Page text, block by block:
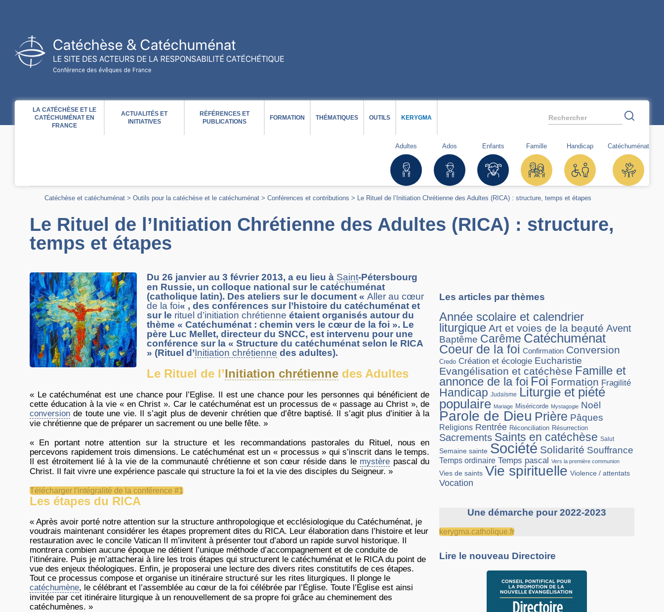
Rechercher
LA CATÉCHÈSE ET LE
CATÉCHUMÉNAT EN
FRANCE
ACTUALITÉS ET
INITIATIVES
RÉFÉRENCES ET
PUBLICATIONS
FORMATION THÉMATIQUES OUTILS KERYGMA
Adultes Ados Enfants Famille Handicap Catéchuménat
Catéchèse et catéchuménat > Outils pour la catéchèse et le catéchuménat > Conférences et contributions > Le Rituel de l’Initiation Chrétienne des Adultes (RICA) : structure, temps et étapes
Le Rituel de l’Initiation Chrétienne des Adultes (RICA) : structure,
temps et étapes
Du 26 janvier au 3 février 2013, a eu lieu à Saint-Pétersbourg
en Russie, un colloque national sur le catéchuménat
(catholique latin). Des ateliers sur le document « Aller au cœur
de la foi« , des conférences sur l’histoire du catéchuménat et
sur le rituel d’initiation chrétienne étaient organisés autour du
thème « Catéchuménat : chemin vers le cœur de la foi ». Le
père Luc Mellet, directeur du SNCC, est intervenu pour une
conférence sur la « Structure du catéchuménat selon le RICA
» (Rituel d’Initiation chrétienne des adultes).
Le Rituel de l’Initiation chrétienne des Adultes
« Le catéchuménat est une chance pour l’Eglise. Il est une chance pour les personnes qui bénéficient de
cette éducation à la vie « en Christ ». Car le catéchuménat est un processus de « passage au Christ », de
conversion de toute une vie. Il s’agit plus de devenir chrétien que d’être baptisé. Il s’agit plus d’initier à la
vie chrétienne que de préparer un sacrement ou une belle fête. »
« En portant notre attention sur la structure et les recommandations pastorales du Rituel, nous en
percevons rapidement trois dimensions. Le catéchuménat est un « processus » qui s’inscrit dans le temps.
Il est étroitement lié à la vie de la communauté chrétienne et son cœur réside dans le mystère pascal du
Christ. Il fait vivre une expérience pascale qui structure la foi et la vie des disciples du Seigneur. »
Télécharger l'intégralité de la conférence #1
Les étapes du RICA
« Après avoir porté notre attention sur la structure anthropologique et ecclésiologique du Catéchuménat, je
voudrais maintenant considérer les étapes proprement dites du RICA. Leur élaboration dans l’histoire et leur
restauration avec le concile Vatican II m’invitent à présenter tout d’abord un rapide survol historique. Il
montrera combien aucune époque ne détient l’unique méthode d’accompagnement et de conduite de
l’itinéraire. Puis je m’attacherai à lire les trois étapes qui structurent le catéchuménat et le RICA du point de
vue des enjeux théologiques. Enfin, je proposerai une lecture des divers rites constitutifs de ces étapes.
Tout ce processus compose et organise un itinéraire structuré sur les rites liturgiques. Il plonge le
catéchumène, le célébrant et l’assemblée au cœur de la foi célébrée par l’Église. Toute l’Église est ainsi
invitée par cet itinéraire liturgique à un renouvellement de sa propre foi grâce au cheminement des
catéchumènes. »
Les articles par thèmes
Année scolaire et calendrier
liturgique Art et voies de la beauté Avent
Baptême Carême Catéchuménat
Coeur de la foi Confirmation Conversion
Credo Création et écologie Eucharistie
Evangélisation et catéchèse Famille et
annonce de la foi Foi Formation Fragilité
Handicap Judaïsme Liturgie et piété
populaire Mariage Miséricorde Mystagogie Noël
Parole de Dieu Prière Pâques
Religions Rentrée Réconciliation Résurrection
Sacrements Saints en catéchèse Salut
Semaine sainte Société Solidarité Souffrance
Temps ordinaire Temps pascal Vers la première communion
Vies de saints Vie spirituelle Violence / attentats
Vocation
Une démarche pour 2022-2023
kerygma.catholique.fr
Lire le nouveau Directoire